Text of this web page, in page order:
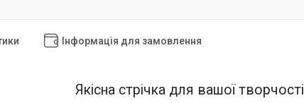
Інформація для замовлення
Якісна стрічка для вашої творчості